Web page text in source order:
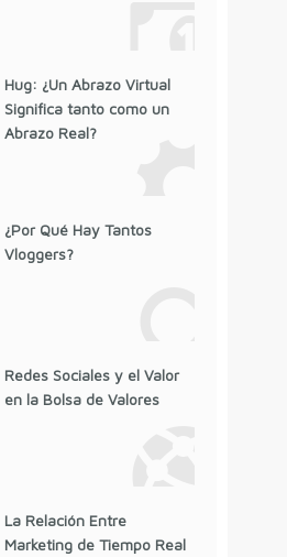
Hug: ¿Un Abrazo Virtual
Significa tanto como un
Abrazo Real?
¿Por Qué Hay Tantos
Vloggers?
Redes Sociales y el Valor
en la Bolsa de Valores
La Relación Entre
Marketing de Tiempo Real